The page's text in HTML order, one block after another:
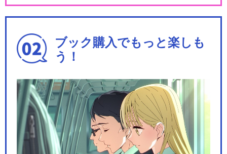
ブック購入でもっと楽しも
う！